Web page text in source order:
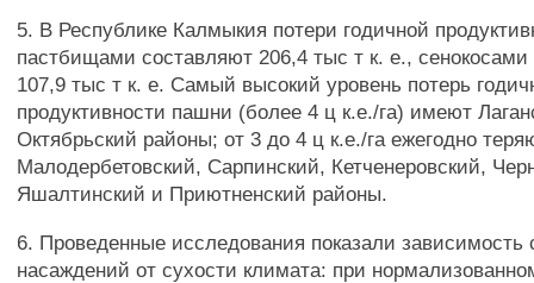
5. В Республике Калмыкия потери годичной
пастбищами составляют 206,4 тыс т к. е.,
107,9 тыс т к. е. Самый высокий уровень потерь
продуктивности пашни (более 4 ц к.е./га) имеют
Октябрьский районы; от 3 до 4 ц к.е./га ежегодно
Малодербетовский, Сарпинский, Кетченеровский,
Яшалтинский и Приютненский районы.
6. Проведенные исследования показали зависимость
насаждений от сухости климата: при